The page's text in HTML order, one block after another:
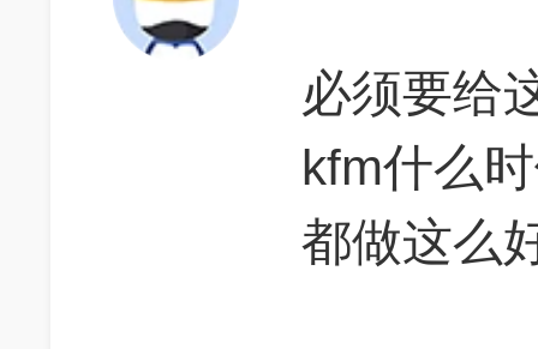
必须要给
kfm什么
都做这么